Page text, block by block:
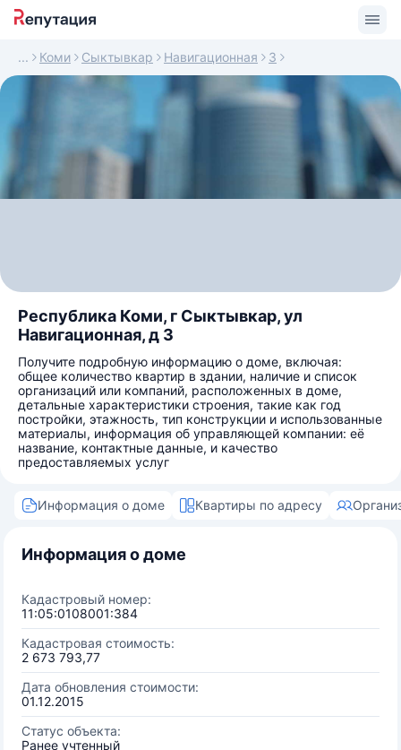
Коми Сыктывкар Навигационная 3
Республика Коми, г Сыктывкар, ул
Навигационная, д 3
Получите подробную информацию о доме, включая:
общее количество квартир в здании, наличие и список
организаций или компаний, расположенных в доме,
детальные характеристики строения, такие как год
постройки, этажность, тип конструкции и использованные
материалы, информация об управляющей компании: её
название, контактные данные, и качество
предоставляемых услуг
Информация о доме Квартиры по адресу
Информация о доме
Кадастровый номер:
11:05:0108001:384
Кадастровая стоимость:
2 673 793,77
Дата обновления стоимости:
01.12.2015
Статус объекта:
Ранее учтенный